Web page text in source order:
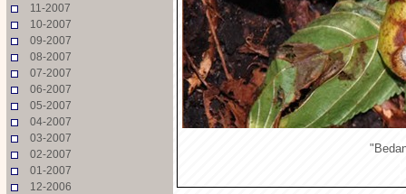
11-2007
10-2007
09-2007
08-2007
07-2007
06-2007
05-2007
04-2007
03-2007
02-2007
01-2007
12-2006